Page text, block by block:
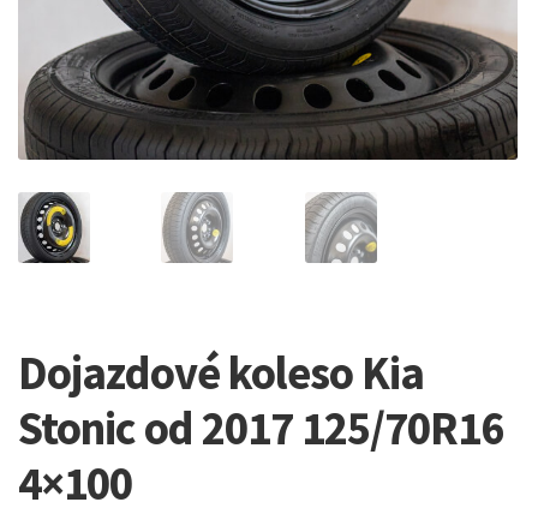
Dojazdové koleso Kia
Stonic od 2017 125/70R16
4×100